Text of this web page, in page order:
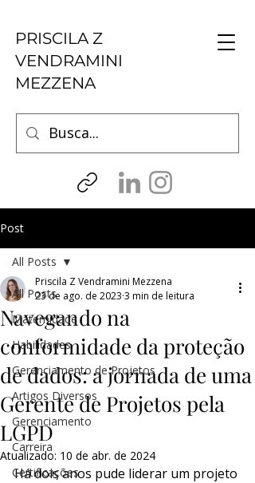
PRISCILA Z
VENDRAMINI
MEZZENA
Post
All Posts
Maternidade
Habilidades
Gerenciamento de Projetos
Artigos Diversos
Gerenciamento
Carreira
Certificações
All Posts
Navegando na
conformidade da proteção
de dados: a jornada de uma
Gerente de Projetos pela
LGPD
Priscila Z Vendramini Mezzena
23 de ago. de 2023 3 min de leitura
Atualizado: 10 de abr. de 2024
Há dois anos pude liderar um projeto